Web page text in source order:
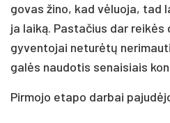
go­vas ži­no, kad vė­luo­ja,
ja lai­ką. Pas­ta­čius dar
gy­ven­to­jai ne­tu­rė­tų
ga­lės nau­do­tis se­nai­siais
Pir­mo­jo eta­po dar­bai